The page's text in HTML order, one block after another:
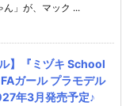
」が、マック ...
】『ミヅキ School
ガール プラモデル
年3月発売予定♪